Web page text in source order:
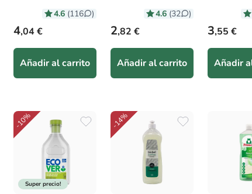
4.6 (116 )
Precio habitual
4,04 €
Añadir al carrito
4.6 (32 )
Precio habitual
2,82 €
Añadir al carrito
Precio
3,55 €
Añadir
-10%
Super precio!
-14%